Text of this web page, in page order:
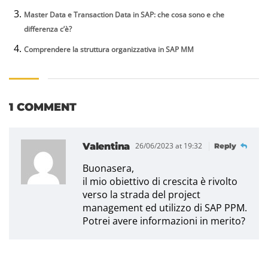
Master Data e Transaction Data in SAP: che cosa sono e che
differenza c’è?
Comprendere la struttura organizzativa in SAP MM
1 COMMENT
Valentina 26/06/2023 at 19:32 Reply
Buonasera,
il mio obiettivo di crescita è rivolto
verso la strada del project
management ed utilizzo di SAP PPM.
Potrei avere informazioni in merito?